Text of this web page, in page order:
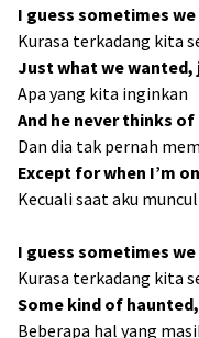
I guess sometimes
Kurasa terkadang kita
Just what we
Apa yang kita inginkan
And he never thinks of
Dan dia tak pernah
Except for when I’m
Kecuali saat aku
I guess sometimes
Kurasa terkadang kita
Some kind of
Beberapa hal yang